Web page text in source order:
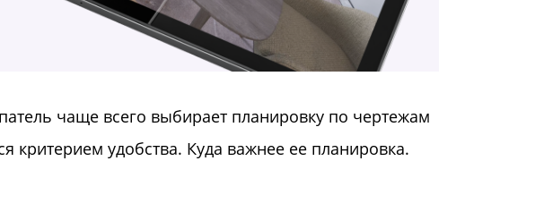
чаще всего выбирает планировку по чертежам
критерием удобства. Куда важнее ее планировка.